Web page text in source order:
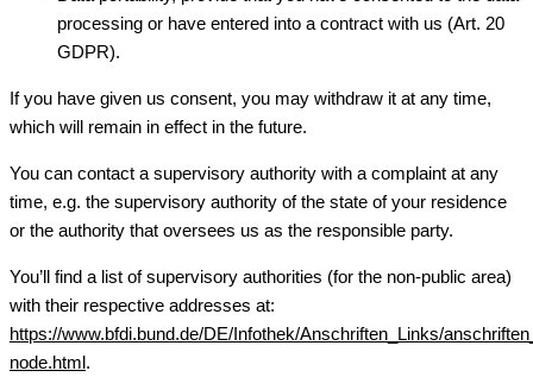
processing or have entered into a contract with us (Art. 20
GDPR).
If you have given us consent, you may withdraw it at any time,
which will remain in effect in the future.
You can contact a supervisory authority with a complaint at any
time, e.g. the supervisory authority of the state of your residence
or the authority that oversees us as the responsible party.
You’ll find a list of supervisory authorities (for the non-public area)
with their respective addresses at:
https://www.bfdi.bund.de/DE/Infothek/Anschriften_Links/
node.html.